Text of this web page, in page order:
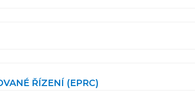
ŘÍZENÍ (EPRC)